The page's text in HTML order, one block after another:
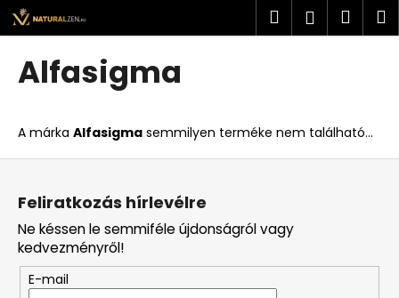
Ugrás
fő
tartalomhoz
Keresés
Alfasigma
A márka Alfasigma semmilyen terméke nem található...
K
o
i
t
k
e
r
e
s
?
L
Feliratkozás hírlevélre
Ne késsen le semmiféle újdonságról vagy
kedvezményről!
E-mail